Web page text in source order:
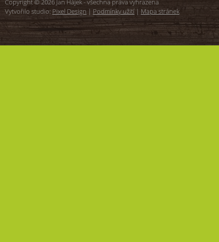
požadovanou velikost. Velikost / délka
chodidla v mm 38 / 246 39 / 253 40 / 260 41
/ 267 42 / 273 43 / 280 44 / 286 45 / 292 46
Copyright © 2026 Jan Hájek - všechna práva vyhrazena
Vytvořilo studio: Pixel Design | Podmínky užití | Mapa stránek